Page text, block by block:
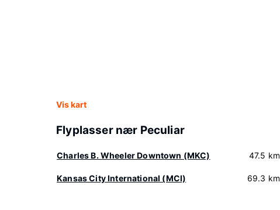
Vis kart
Flyplasser nær Peculiar
Charles B. Wheeler Downtown (MKC) 47.5 km
Kansas City International (MCI) 69.3 km